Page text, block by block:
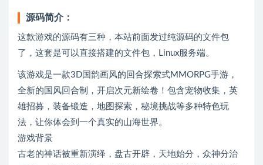
源码简介：
这款游戏的源码有三种，本站前面发过纯源码的文件包
了，这套是可以直接搭建的文件包，Linux服务端。
该游戏是一款3D国韵画风的回合探索式MMORPG手游，
全新的国风回合制，开启次元新绘卷！包含宠物收集，英
雄招募，装备锻造，地图探索，秘境挑战等多种特色玩
法，让你体会到一个真实的山海世界。
游戏背景
古老的神话被重新演绎，盘古开辟，天地始分，众神分治